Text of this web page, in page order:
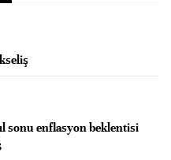
sonu enflasyon beklentisi